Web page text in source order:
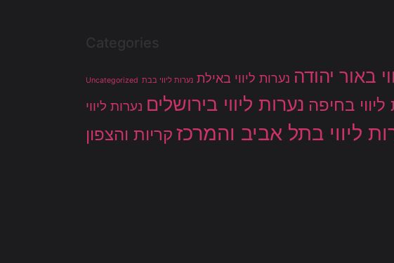
Categories
Uncategorized באור יהודה נערות ליווי באילת נערות ליווי בבת
ליווי בחיפה נערות ליווי בירושלים נערות ליווי
ליווי בתל אביב והמרכז קריות והצפון